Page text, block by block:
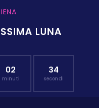
LUNA
02
minuti
33
secondi